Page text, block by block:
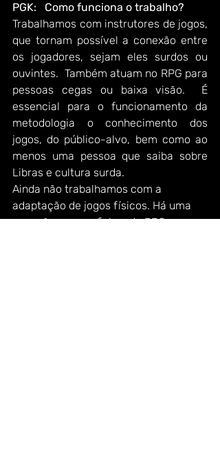
PGK:   Como funciona o trabalho?
Trabalhamos com instrutores de jogos,
que tornam possível a conexão entre
os jogadores, sejam eles surdos ou
ouvintes.  Também atuam no RPG para
pessoas cegas ou baixa visão.  É
essencial para o funcionamento da
metodologia o conhecimento dos
jogos, do público-alvo, bem como ao
menos uma pessoa que saiba sobre
Libras e cultura surda.
Ainda não trabalhamos com a
adaptação de jogos físicos. Há uma
exceção com as fichas de RPG, que